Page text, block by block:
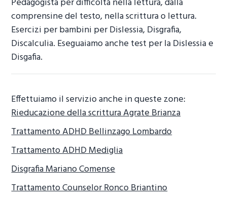
comprensine del testo, nella scrittura o lettura.
Esercizi per bambini per Dislessia, Disgrafia,
Discalculia. Eseguaiamo anche test per la Dislessia e
Disgafia.
Effettuiamo il servizio anche in queste zone:
Rieducazione della scrittura Agrate Brianza
Trattamento ADHD Bellinzago Lombardo
Trattamento ADHD Mediglia
Disgrafia Mariano Comense
Trattamento Counselor Ronco Briantino